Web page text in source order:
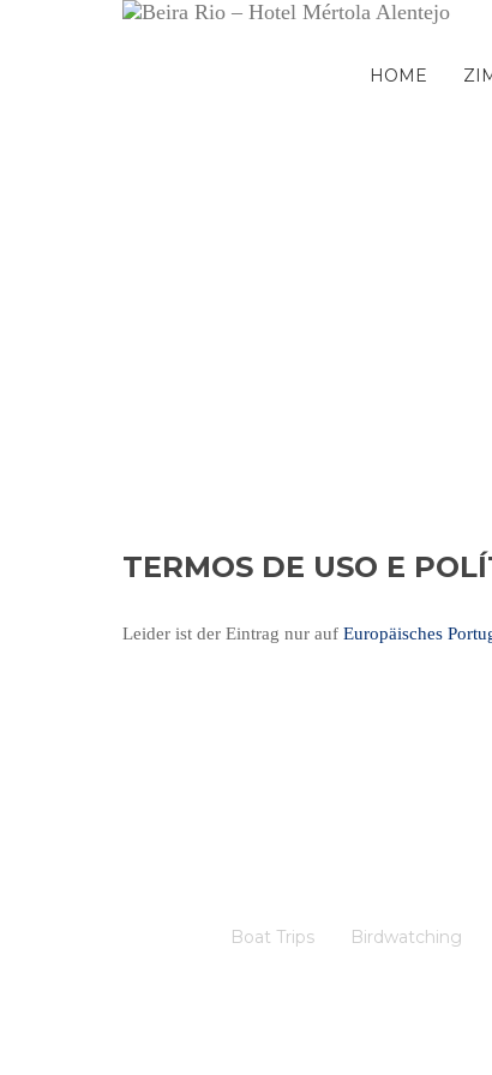
HOME
TERMOS DE USO E
Leider ist der Eintrag nur auf Europäisches
Boat Trips Birdwatching